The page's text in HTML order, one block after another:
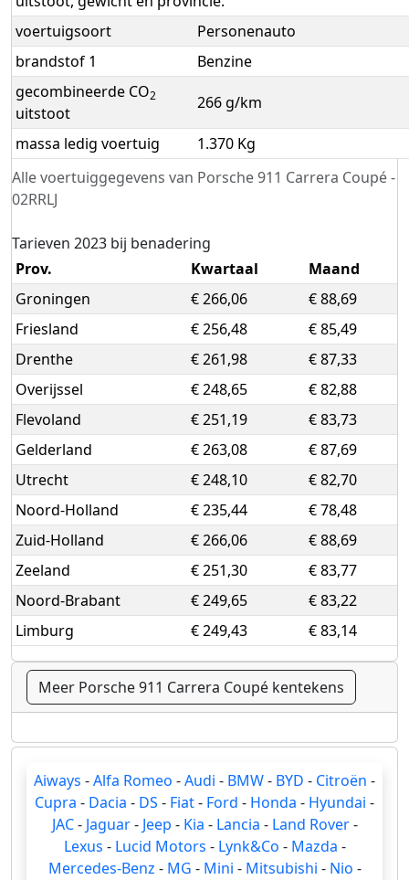
Alle voertuiggegevens van Porsche 911 Carrera Coupé -
02RRLJ
voertuigsoort
Personenauto
brandstof 1
Benzine
gecombineerde CO2
uitstoot
266 g/km
massa ledig voertuig 1.370 Kg
Tarieven 2023 bij benadering
Prov.
Kwartaal
Maand
Groningen
€ 266,06
€ 88,69
Friesland
€ 256,48
€ 85,49
Drenthe
€ 261,98
€ 87,33
Overijssel
€ 248,65
€ 82,88
Flevoland
€ 251,19
€ 83,73
Gelderland
€ 263,08
€ 87,69
Utrecht
€ 248,10
€ 82,70
Noord-Holland
€ 235,44
€ 78,48
Zuid-Holland
€ 266,06
€ 88,69
Zeeland
€ 251,30
€ 83,77
Noord-Brabant
€ 249,65
€ 83,22
Limburg
€ 249,43 € 83,14
Meer Porsche 911 Carrera Coupé kentekens
Aiways -Alfa Romeo -Audi - BMW- BYD - Citroën -
Cupra - Dacia - DS - Fiat- Ford - Honda - Hyundai -
JAC- Jaguar- Jeep - Kia - Lancia - Land Rover-
Lexus - Lucid Motors - Lynk&Co - Mazda -
Mercedes-Benz - MG - Mini - Mitsubishi - Nio -